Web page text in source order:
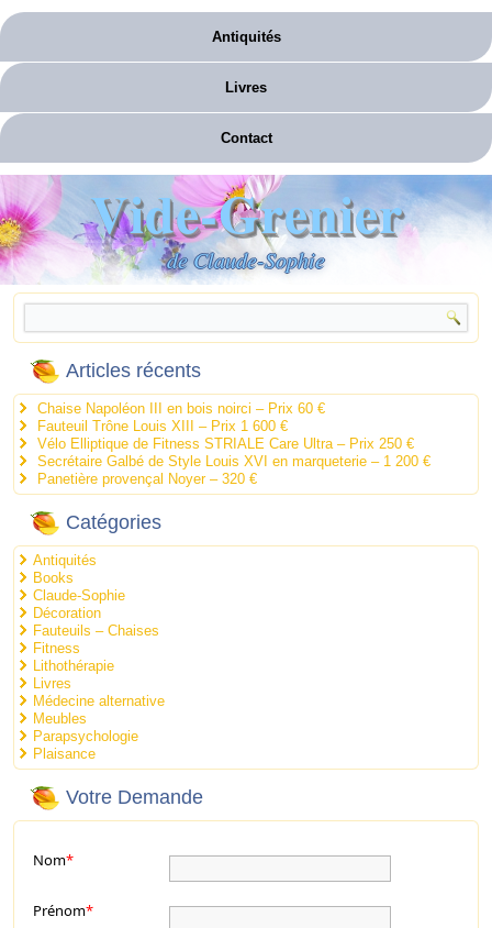
Antiquités
Livres
Contact
Vide-Grenier
de Claude-Sophie
Articles récents
Chaise Napoléon III en bois noirci – Prix 60 €
Fauteuil Trône Louis XIII – Prix 1 600 €
Vélo Elliptique de Fitness STRIALE Care Ultra – Prix 250 €
Secrétaire Galbé de Style Louis XVI en marqueterie – 1 200 €
Panetière provençal Noyer – 320 €
Catégories
Antiquités
Books
Claude-Sophie
Décoration
Fauteuils – Chaises
Fitness
Lithothérapie
Livres
Médecine alternative
Meubles
Parapsychologie
Plaisance
Votre Demande
Nom*
Prénom*